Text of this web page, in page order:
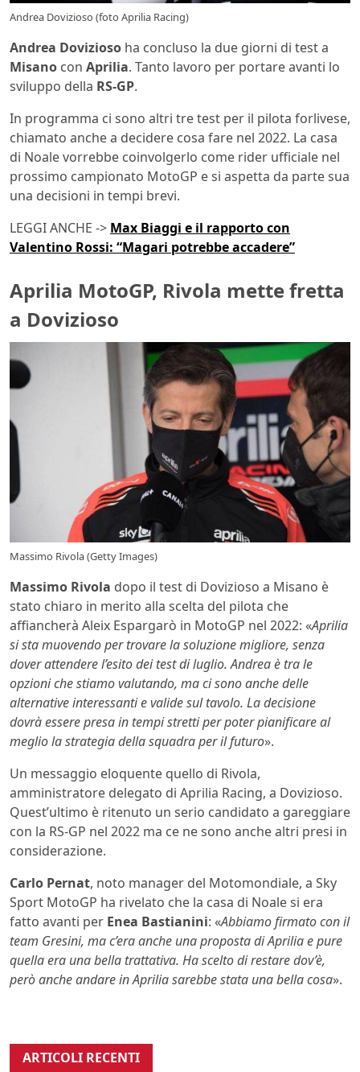
Andrea Dovizioso (foto Aprilia Racing)
Andrea Dovizioso ha concluso la due giorni di test a
Misano con Aprilia. Tanto lavoro per portare avanti lo
sviluppo della RS-GP.
In programma ci sono altri tre test per il pilota forlivese,
chiamato anche a decidere cosa fare nel 2022. La casa
di Noale vorrebbe coinvolgerlo come rider ufficiale nel
prossimo campionato MotoGP e si aspetta da parte sua
una decisioni in tempi brevi.
LEGGI ANCHE -> Max Biaggi e il rapporto con
Valentino Rossi: “Magari potrebbe accadere”
Aprilia MotoGP, Rivola mette fretta
a Dovizioso
Massimo Rivola (Getty Images)
Massimo Rivola dopo il test di Dovizioso a Misano è
stato chiaro in merito alla scelta del pilota che
affiancherà Aleix Espargarò in MotoGP nel 2022: «Aprilia
si sta muovendo per trovare la soluzione migliore, senza
dover attendere l’esito dei test di luglio. Andrea è tra le
opzioni che stiamo valutando, ma ci sono anche delle
alternative interessanti e valide sul tavolo. La decisione
dovrà essere presa in tempi stretti per poter pianificare al
meglio la strategia della squadra per il futuro».
Un messaggio eloquente quello di Rivola,
amministratore delegato di Aprilia Racing, a Dovizioso.
Quest’ultimo è ritenuto un serio candidato a gareggiare
con la RS-GP nel 2022 ma ce ne sono anche altri presi in
considerazione.
Carlo Pernat, noto manager del Motomondiale, a Sky
Sport MotoGP ha rivelato che la casa di Noale si era
fatto avanti per Enea Bastianini: «Abbiamo firmato con il
team Gresini, ma c’era anche una proposta di Aprilia e pure
quella era una bella trattativa. Ha scelto di restare dov’è,
però anche andare in Aprilia sarebbe stata una bella cosa».
ARTICOLI RECENTI